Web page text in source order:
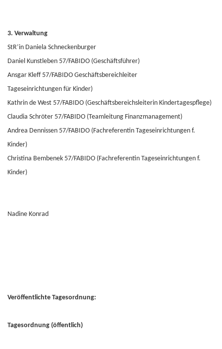
3. Verwaltung
StR’in Daniela Schneckenburger
Daniel Kunstleben 57/FABIDO (Geschäftsführer)
Ansgar Kleff 57/FABIDO Geschäftsbereichleiter
Tageseinrichtungen für Kinder)
Kathrin de West 57/FABIDO (Geschäftsbereichsleiterin Kindertagespflege)
Claudia Schröter 57/FABIDO (Teamleitung Finanzmanagement)
Andrea Dennissen 57/FABIDO (Fachreferentin Tageseinrichtungen f.
Kinder)
Christina Bembenek 57/FABIDO (Fachreferentin Tageseinrichtungen f.
Kinder)
Nadine Konrad
Veröffentlichte Tagesordnung:
Tagesordnung (öffentlich)